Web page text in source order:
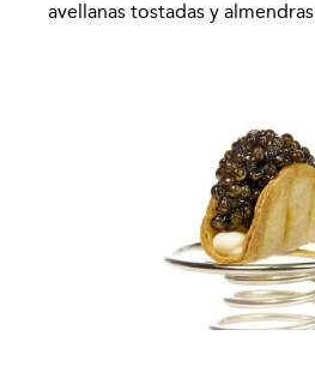
avellanas tostadas y almendras